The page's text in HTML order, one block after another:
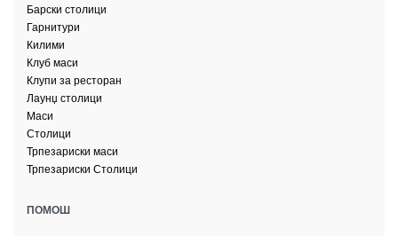
Барски столици
Гарнитури
Килими
Клуб маси
Клупи за ресторан
Лаунџ столици
Маси
Столици
Трпезариски маси
Трпезариски Столици
ПОМОШ